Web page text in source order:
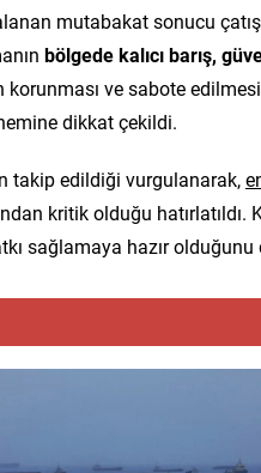
mutabakat sonucu
bölgede kalıcı barış,
korunması ve sabote
dikkat çekildi.
takip edildiği vurgulanarak,
kritik olduğu hatırlatıldı.
sağlamaya hazır olduğunu